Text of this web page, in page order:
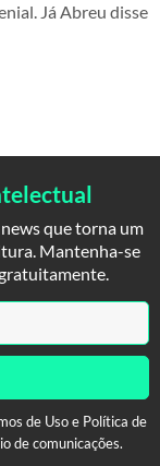
Já Abreu disse
que torna um
Mantenha-se
de Uso e Política de
de comunicações.